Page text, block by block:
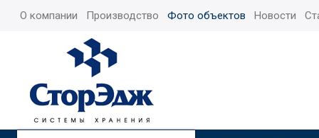
О компании Производство Фото объектов Новости